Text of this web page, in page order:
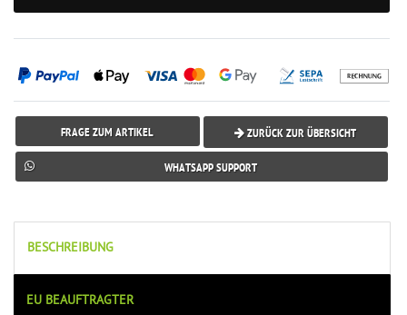
FRAGE ZUM ARTIKEL ZURÜCK ZUR ÜBERSICHT
WHATSAPP SUPPORT
BESCHREIBUNG
EU BEAUFTRAGTER